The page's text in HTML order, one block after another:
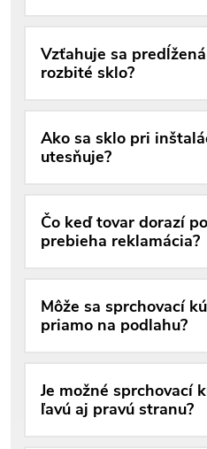
Vzťahuje sa
rozbité sklo?
Ako sa sklo pri
utesňuje?
Čo keď tovar dorazí
prebieha reklamácia?
Môže sa sprchovací
priamo na podlahu?
Je možné sprchovací
ľavú aj pravú stranu?